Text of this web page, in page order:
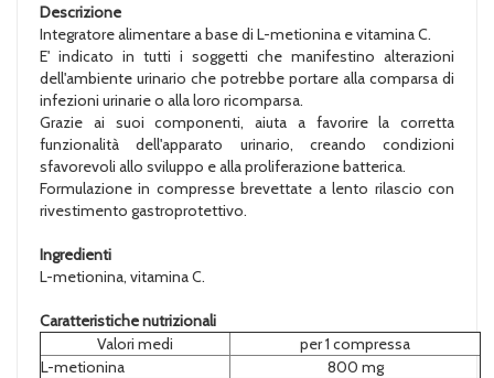
Descrizione
Integratore alimentare a base di L-metionina e vitamina C.
E' indicato in tutti i soggetti che manifestino alterazioni
dell'ambiente urinario che potrebbe portare alla comparsa di
infezioni urinarie o alla loro ricomparsa.
Grazie ai suoi componenti, aiuta a favorire la corretta
funzionalità dell'apparato urinario, creando condizioni
sfavorevoli allo sviluppo e alla proliferazione batterica.
Formulazione in compresse brevettate a lento rilascio con
rivestimento gastroprotettivo.
Ingredienti
L-metionina, vitamina C.
Caratteristiche nutrizionali
Valori medi
per 1 compressa
L-metionina
800 mg